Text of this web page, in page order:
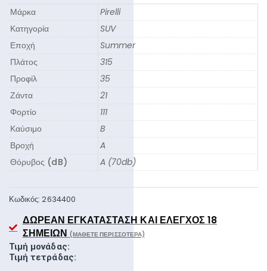
Μάρκα
Pirelli
Κατηγορία
SUV
Εποχή
Summer
Πλάτος
315
Προφίλ
35
Ζάντα
21
Φορτίο
111
Καύσιμο
B
Βροχή
A
Θόρυβος (dB)
A (70db)
Κωδικός:2634400
ΔΩΡΕΆΝ ΕΓΚΑΤΆΣΤΑΣΗ ΚΑΙ ΈΛΕΓΧΟΣ 18
ΣΗΜΕΊΩΝ (ΜΆΘΕΤΕ ΠΕΡΙΣΣΌΤΕΡΑ)
Τιμή μονάδας:
Τιμή τετράδας: